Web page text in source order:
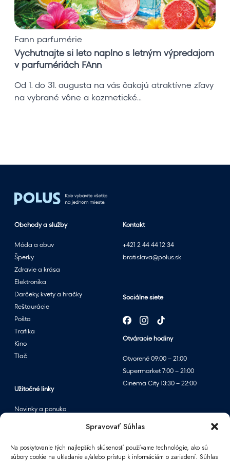
Spravovať Súhlas
Na poskytovanie tých najlepších skúseností používame technológie, ako sú
súbory cookie na ukladanie a/alebo prístup k informáciám o zariadení. Súhlas
e
s
l
e
t
o
e
t
ý
m
v
ý
p
r
e
d
a
j
o
p
r
m
Fann parfumérie
Vychutnajte si leto naplno s letným výpredajom
v parfumériách FAnn
Od 1. do 31. augusta na vás čakajú atraktívne zľavy
na vybrané vône a kozmetické...
Kontakt
+421 2 44 44 12 34
bratislava@polus.sk
Sociálne siete
Otváracie hodiny
Otvorené 09:00 – 21:00
Supermarket 7:00 – 21:00
Cinema City 13:30 – 22:00
Obchody a služby
Móda a obuv
Šperky
Zdravie a krása
Elektronika
Darčeky, kvety a hračky
Reštaurácie
Pošta
Trafika
Kino
Tlač
Užitočné linky
Novinky a ponuka